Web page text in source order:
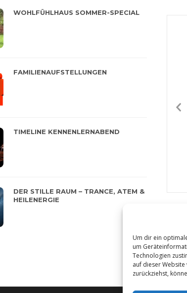
Um dir ein
um
Technologien
auf dieser
zurückziehst,
WOHLFÜHLHAUS SOMMER-SPECIAL
FAMILIENAUFSTELLUNGEN
TIMELINE KENNENLERNABEND
DER STILLE RAUM – TRANCE, ATEM &
HEILENERGIE